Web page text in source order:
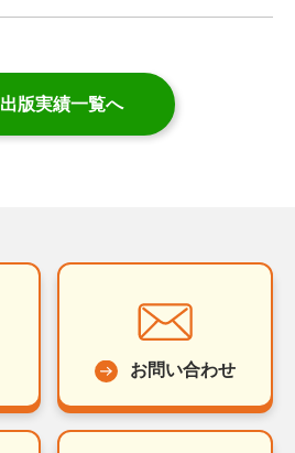
出版実績一覧へ
お問い合わせ